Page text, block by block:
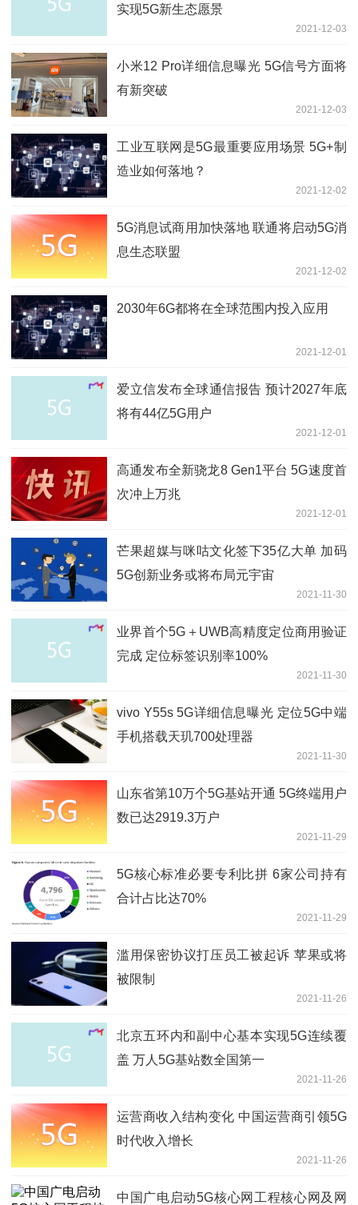
实现5G新生态愿景
2021-12-03
小米12 Pro详细信息曝光 5G信号方面将
有新突破
2021-12-03
工业互联网是5G最重要应用场景 5G+制
造业如何落地？
2021-12-02
5G消息试商用加快落地 联通将启动5G消
息生态联盟
2021-12-02
2030年6G都将在全球范围内投入应用
2021-12-01
爱立信发布全球通信报告 预计2027年底
将有44亿5G用户
2021-12-01
高通发布全新骁龙8 Gen1平台 5G速度首
次冲上万兆
2021-12-01
芒果超媒与咪咕文化签下35亿大单 加码
5G创新业务或将布局元宇宙
2021-11-30
业界首个5G＋UWB高精度定位商用验证
完成 定位标签识别率100%
2021-11-30
vivo Y55s 5G详细信息曝光 定位5G中端
手机搭载天玑700处理器
2021-11-30
山东省第10万个5G基站开通 5G终端用户
数已达2919.3万户
2021-11-29
5G核心标准必要专利比拼 6家公司持有
合计占比达70%
2021-11-29
滥用保密协议打压员工被起诉 苹果或将
被限制
2021-11-26
北京五环内和副中心基本实现5G连续覆
盖 万人5G基站数全国第一
2021-11-26
运营商收入结构变化 中国运营商引领5G
时代收入增长
2021-11-26
中国广电启动5G核心网工程核心网及网